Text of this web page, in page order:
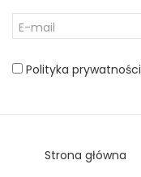
Polityka prywatności
Strona główna